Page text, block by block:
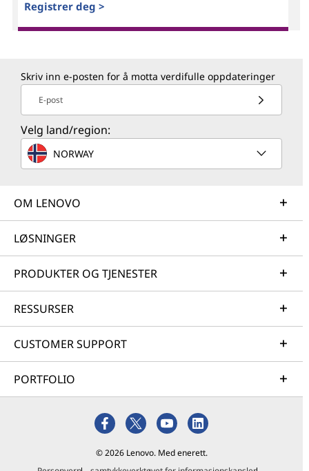
Registrer deg >
Skriv inn e-posten for å motta verdifulle oppdateringer
E-post
Velg land/region:
NORWAY
OM LENOVO
LØSNINGER
PRODUKTER OG TJENESTER
RESSURSER
CUSTOMER SUPPORT
PORTFOLIO
© 2026 Lenovo. Med enerett.